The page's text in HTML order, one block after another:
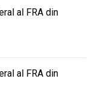
al FRA din
al FRA din